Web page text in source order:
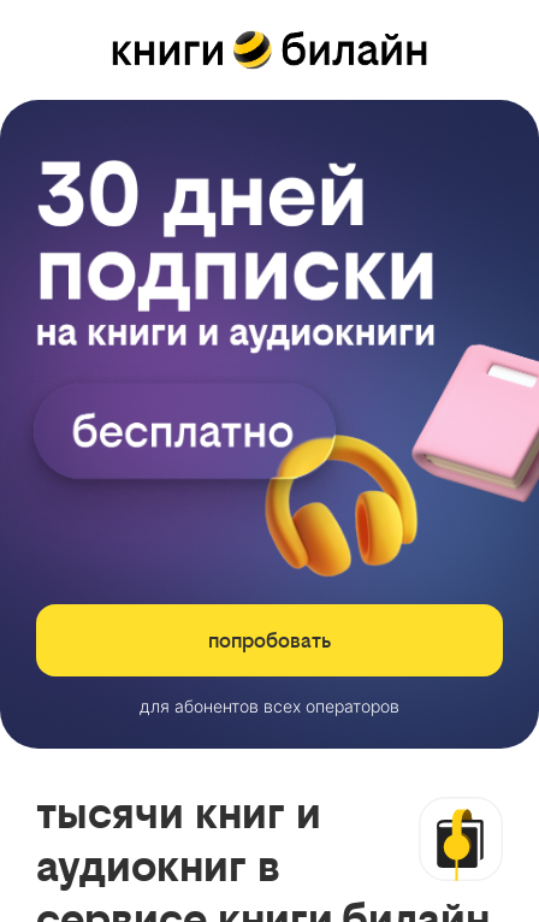
попробовать
для абонентов всех операторов
тысячи книг и
аудиокниг в